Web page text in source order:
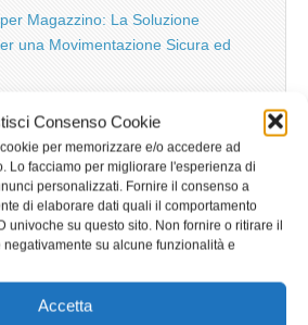
Consenso Cookie
per memorizzare e/o accedere ad
Lo facciamo per migliorare l'esperienza di
personalizzati. Fornire il consenso a
di elaborare dati quali il comportamento
univoche su questo sito. Non fornire o ritirare il
su alcune funzionalità e
Accetta
Magazzino: La Soluzione
una Movimentazione Sicura ed
bagagli bancali batterie carmeccanica
carrelli aerei carrelli
carrelli elevatori
carrelli portabagagli